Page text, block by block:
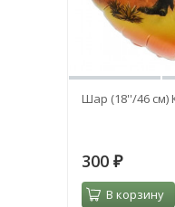
Шар (18''/46 см)
300 ₽
В корзину